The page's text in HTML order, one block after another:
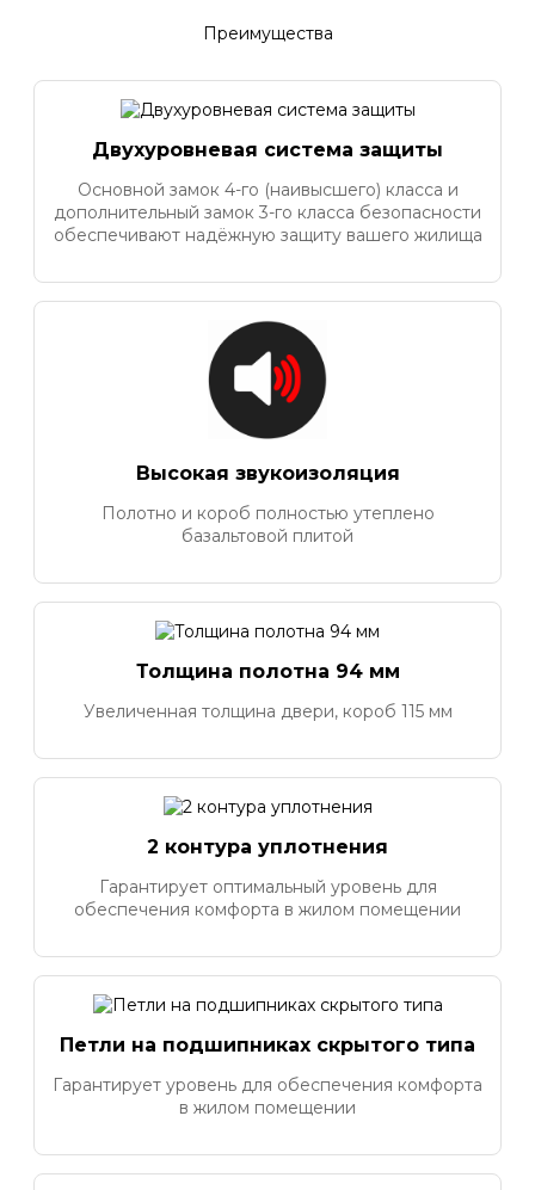
Преимущества
Двухуровневая система защиты
Основной замок 4-го (наивысшего) класса и
дополнительный замок 3-го класса безопасности
обеспечивают надёжную защиту вашего жилища
Высокая звукоизоляция
Полотно и короб полностью утеплено
базальтовой плитой
Толщина полотна 94 мм
Увеличенная толщина двери, короб 115 мм
2 контура уплотнения
Гарантирует оптимальный уровень для
обеспечения комфорта в жилом помещении
Петли на подшипниках скрытого типа
Гарантирует уровень для обеспечения комфорта
в жилом помещении